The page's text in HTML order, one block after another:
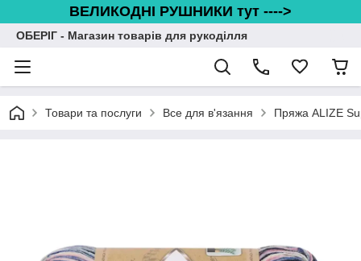
ВЕЛИКОДНІ РУШНИКИ тут ---->
ОБЕРІГ - Магазин товарів для рукоділля
Товари та послуги Все для в'язання Пряжа ALIZE